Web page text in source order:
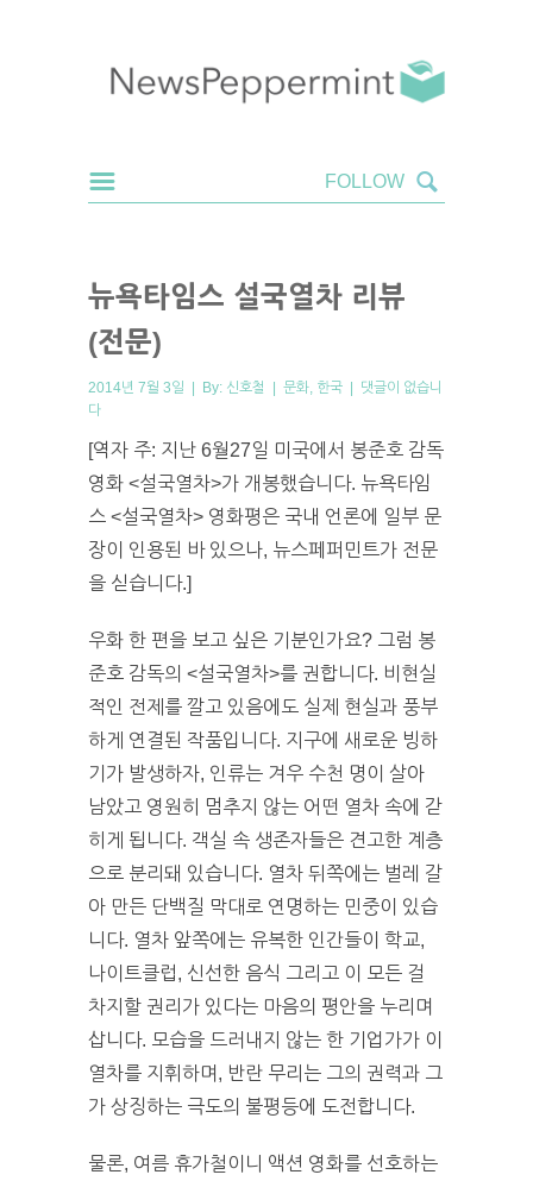
뉴욕타임스 설국열차 리뷰
(전문)
2014년 7월 3일 | By: 신호철 | 문화 한국 | 댓글이 없습니
다
[역자 주: 지난 6월27일 미국에서 봉준호 감독
영화 <설국열차>가 개봉했습니다. 뉴욕타임
스 <설국열차> 영화평은 국내 언론에 일부 문
장이 인용된 바 있으나, 뉴스페퍼민트가 전문
을 싣습니다.]
우화 한 편을 보고 싶은 기분인가요? 그럼 봉
준호 감독의 <설국열차>를 권합니다. 비현실
적인 전제를 깔고 있음에도 실제 현실과 풍부
하게 연결된 작품입니다. 지구에 새로운 빙하
기가 발생하자, 인류는 겨우 수천 명이 살아
남았고 영원히 멈추지 않는 어떤 열차 속에 갇
히게 됩니다. 객실 속 생존자들은 견고한 계층
으로 분리돼 있습니다. 열차 뒤쪽에는 벌레 갈
아 만든 단백질 막대로 연명하는 민중이 있습
니다. 열차 앞쪽에는 유복한 인간들이 학교,
나이트클럽, 신선한 음식 그리고 이 모든 걸
차지할 권리가 있다는 마음의 평안을 누리며
삽니다. 모습을 드러내지 않는 한 기업가가 이
열차를 지휘하며, 반란 무리는 그의 권력과 그
가 상징하는 극도의 불평등에 도전합니다.
물론, 여름 휴가철이니 액션 영화를 선호하는